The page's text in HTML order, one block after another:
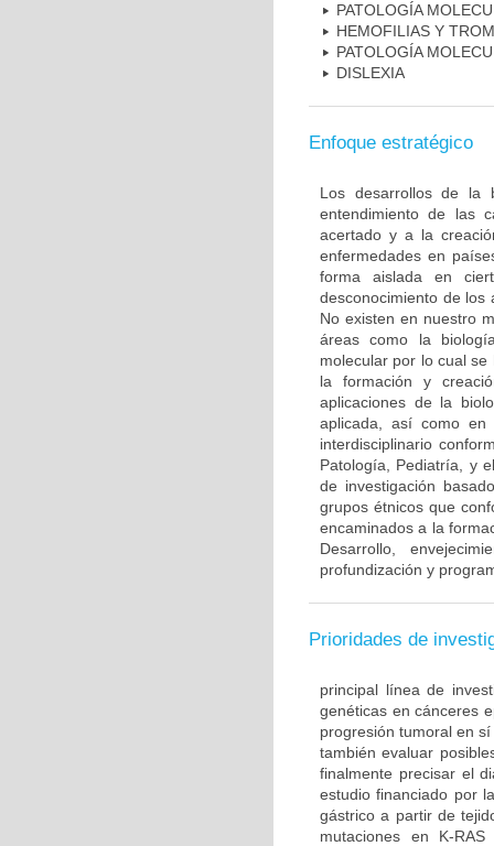
PATOLOGÍA
HEMOFILIAS Y
PATOLOGÍA
DISLEXIA
Enfoque estratégico
Los desarrollos de la
entendimiento de las
acertado y a la
enfermedades en
forma aislada en
desconocimiento de los
No existen en nuestro
áreas como la
molecular por lo cual
la formación y
aplicaciones de la
aplicada, así como en
interdisciplinario
Patología, Pediatría, y
de investigación
grupos étnicos que
encaminados a la
Desarrollo,
profundización y
Prioridades de
principal línea de
genéticas en cánceres
progresión tumoral en
también evaluar
finalmente precisar el
estudio financiado por
gástrico a partir de
mutaciones en K-